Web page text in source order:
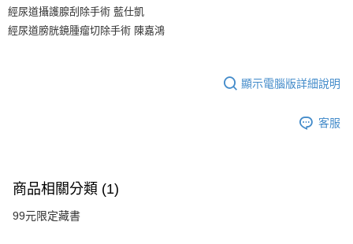
經尿道攝護腺刮除手術 藍仕凱
經尿道膀胱鏡腫瘤切除手術 陳嘉鴻
顯示電腦版詳細說明
客服
商品相關分類 (1)
99元限定藏書